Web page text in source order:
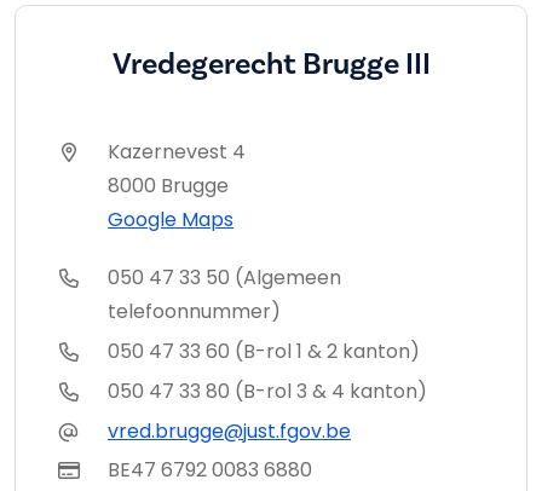
Vredegerecht Brugge III
Kazernevest 4
8000 Brugge
Google Maps
050 47 33 50 (Algemeen
telefoonnummer)
050 47 33 60 (B-rol 1 & 2 kanton)
050 47 33 80 (B-rol 3 & 4 kanton)
vred.brugge@just.fgov.be
BE47 6792 0083 6880